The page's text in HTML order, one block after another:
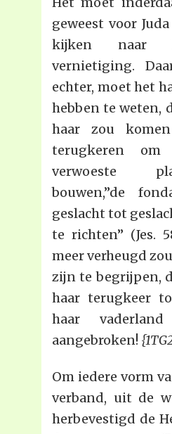
geweest voor
kijken naar
vernietiging.
echter, moet het
hebben te weten,
haar zou
terugkeren
verwoeste
bouwen,”de
geslacht tot
te richten” (Jes.
meer verheugd
zijn te begrijpen,
haar terugkeer
haar
aangebroken!
Om iedere vorm
verband, uit de
herbevestigd de